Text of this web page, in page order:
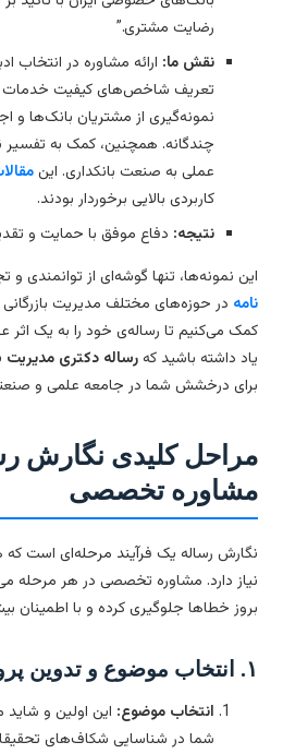
رضایت مشتری.”
نقش ما:ارائه مشاوره در انتخاب
تعریف شاخص‌های کیفیت خدمات
نمونه‌گیری از مشتریان بانک‌ها و اجرای
چندگانه. همچنین، کمک به تفسیر نتایج
عملی به صنعت بانکداری. اینمقالات
کاربردی بالایی برخوردار بودند.
نتیجه:دفاع موفق با حمایت و تقدیر
نمونه‌ها، تنها گوشه‌ای از توانمندی و تجربه
در حوزه‌های مختلف مدیریت بازرگانی است.
می‌کنیم تا رساله‌ی خود را به یک اثر علمی
داشته باشید کهرساله دکتری مدیریت
درخشش شما در جامعه علمی و صنعتی.
کلیدی نگارش
تخصصی
رساله یک فرآیند مرحله‌ای است که هر
دارد. مشاوره تخصصی در هر مرحله
خطاها جلوگیری کرده و با اطمینان
انتخاب موضوع:این اولین و شاید
شما در شناسایی شکاف‌های